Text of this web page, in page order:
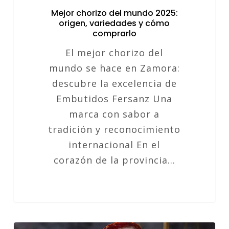
Mejor chorizo del mundo 2025:
origen, variedades y cómo
comprarlo
El mejor chorizo del
mundo se hace en Zamora:
descubre la excelencia de
Embutidos Fersanz Una
marca con sabor a
tradición y reconocimiento
internacional En el
corazón de la provincia…